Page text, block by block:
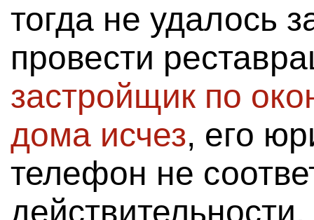
тогда не удалось
провести
застройщик по
дома исчез, его
телефон не
действительности.